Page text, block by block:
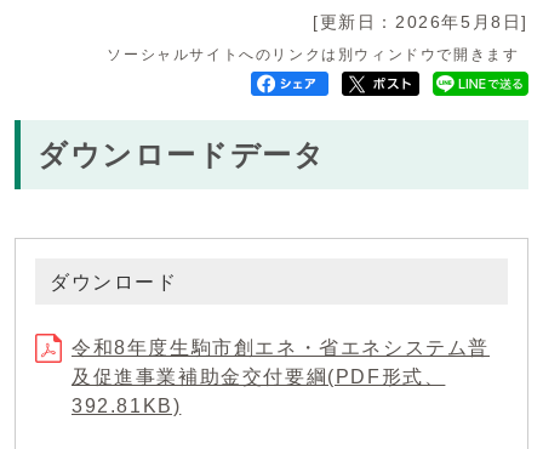
[更新日：2026年5月8日]
ソーシャルサイトへのリンクは別ウィンドウで開きます
ダウンロードデータ
ダウンロード
令和8年度生駒市創エネ・省エネシステム普
及促進事業補助金交付要綱(PDF形式、
392.81KB)